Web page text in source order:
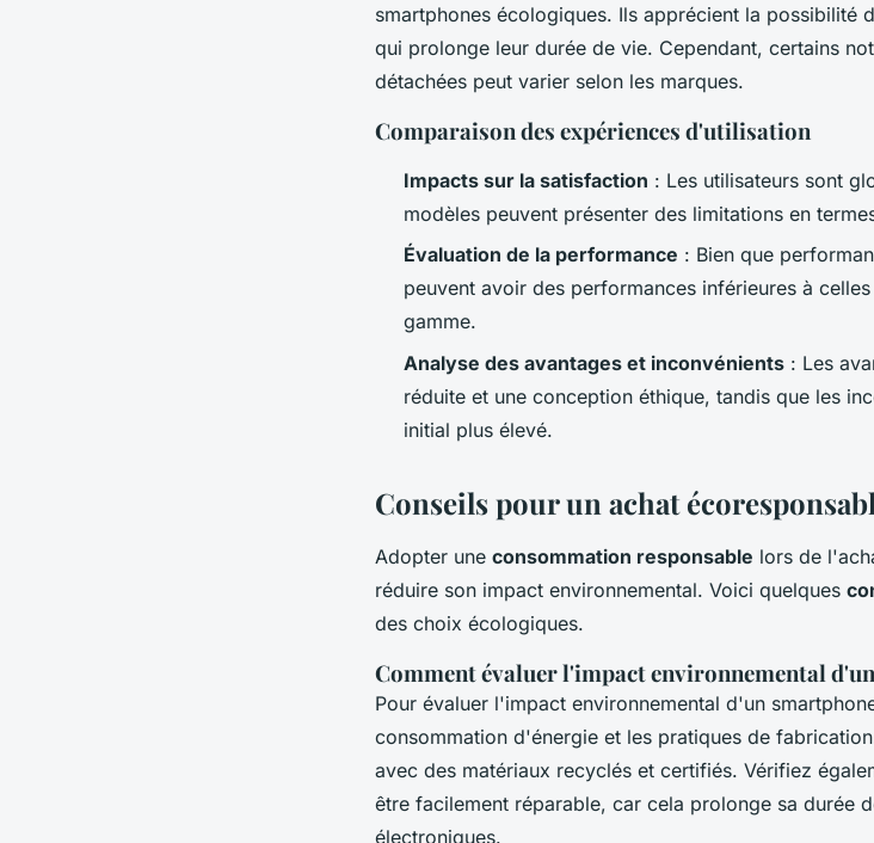
smartphones écologiques. Ils apprécient la possibilité
qui prolonge leur durée de vie. Cependant, certains
détachées peut varier selon les marques.
Comparaison des expériences d'utilisation
Impacts sur la satisfaction : Les utilisateurs sont
modèles peuvent présenter des limitations en
Évaluation de la performance : Bien que
peuvent avoir des performances inférieures à
gamme.
Analyse des avantages et inconvénients : Les
réduite et une conception éthique, tandis que les
initial plus élevé.
Conseils pour un achat
Adopter une consommation responsable lors de
réduire son impact environnemental. Voici quelques
des choix écologiques.
Comment évaluer l'impact environnemental
Pour évaluer l'impact environnemental d'un
consommation d'énergie et les pratiques de
avec des matériaux recyclés et certifiés. Vérifiez
être facilement réparable, car cela prolonge sa durée
électroniques.